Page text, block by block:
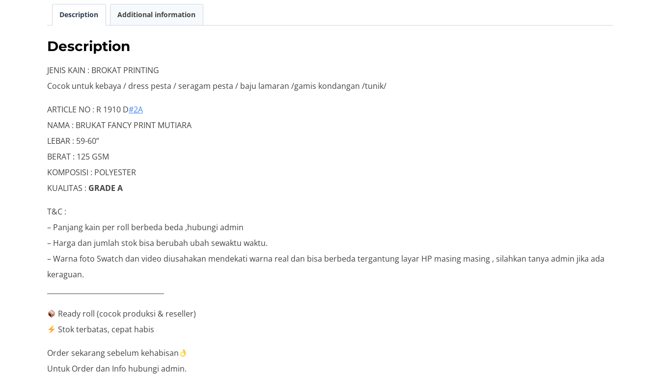
Description Additional information
Description
JENIS KAIN : BROKAT PRINTING
Cocok untuk kebaya / dress pesta / seragam pesta / baju lamaran /gamis kondangan /tunik/
ARTICLE NO : R 1910 D#2A
NAMA : BRUKAT FANCY PRINT MUTIARA
LEBAR : 59-60”
BERAT : 125 GSM
KOMPOSISI : POLYESTER
KUALITAS : GRADE A
T&C :
– Panjang kain per roll berbeda beda ,hubungi admin
– Harga dan jumlah stok bisa berubah ubah sewaktu waktu.
– Warna foto Swatch dan video diusahakan mendekati warna real dan bisa berbeda tergantung layar HP masing masing , silahkan tanya admin jika ada
keraguan.
Ready roll (cocok produksi & reseller)
Stok terbatas, cepat habis
Order sekarang sebelum kehabisan
Untuk Order dan Info hubungi admin.